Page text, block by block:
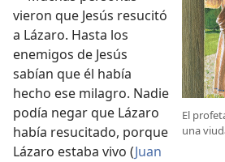
El
una
vieron que Jesús resucitó
a Lázaro. Hasta los
enemigos de Jesús
sabían que él había
hecho ese milagro. Nadie
podía negar que Lázaro
había resucitado, porque
Lázaro estaba vivo (Juan